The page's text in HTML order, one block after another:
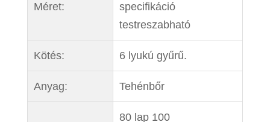
Méret:
specifikáció
testreszabható
Kötés: 6 lyukú gyűrű.
Anyag: Tehénbőr
80 lap 100